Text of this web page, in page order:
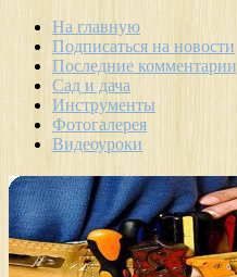
На главную
Подписаться на новости
Последние комментарии
Сад и дача
Инструменты
Фотогалерея
Видеоуроки